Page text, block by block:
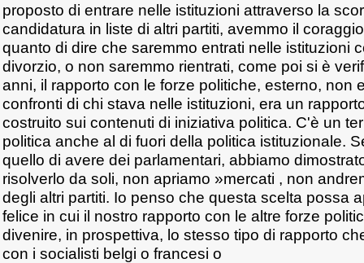
proposto di entrare nelle istituzioni attraverso la
candidatura in liste di altri partiti, avemmo il
quanto di dire che saremmo entrati nelle istituzioni
divorzio, o non saremmo rientrati, come poi si è
anni, il rapporto con le forze politiche, esterno, non
confronti di chi stava nelle istituzioni, era un
costruito sui contenuti di iniziativa politica. C'è un
politica anche al di fuori della politica istituzionale.
quello di avere dei parlamentari, abbiamo
risolverlo da soli, non apriamo »mercati , non
degli altri partiti. Io penso che questa scelta possa
felice in cui il nostro rapporto con le altre forze
divenire, in prospettiva, lo stesso tipo di rapporto
con i socialisti belgi o francesi o